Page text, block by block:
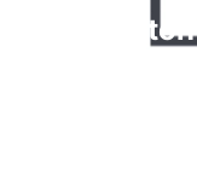
yüksek